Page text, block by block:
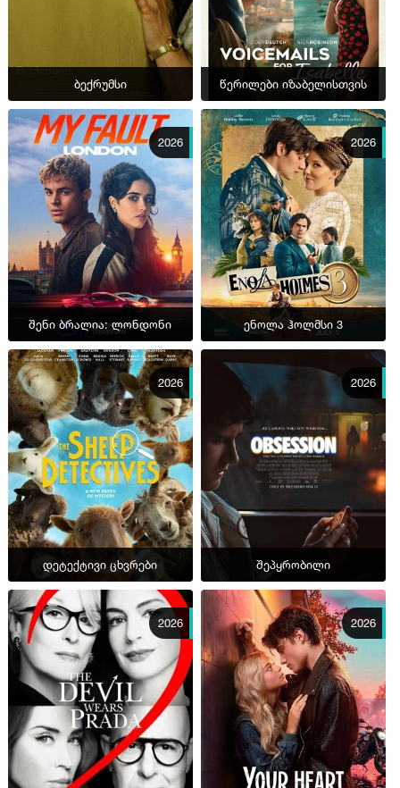
ბექრუმსი წერილები იზაბელისთვის
2026
შენი ბრალია: ლონდონი
2026
ენოლა ჰოლმსი 3
2026
დეტექტივი ცხვრები
2026
შეპყრობილი
2026 2026